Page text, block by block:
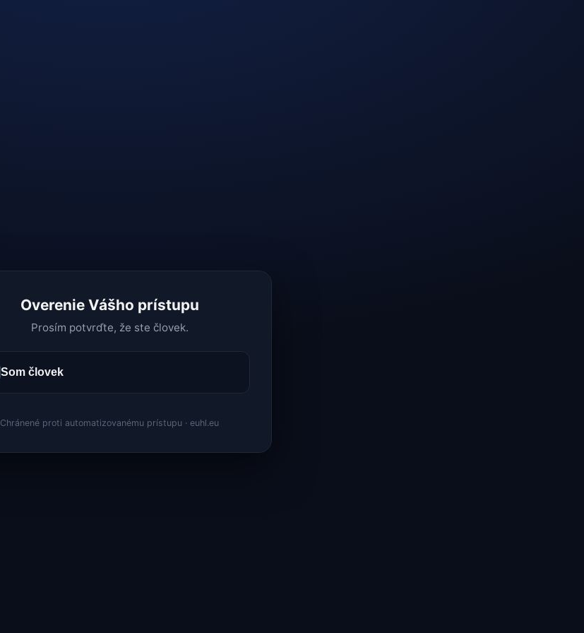
Overenie Vášho prístupu
Prosím potvrďte, že ste človek.
Som človek
Chránené proti automatizovanému prístupu · euhl.eu